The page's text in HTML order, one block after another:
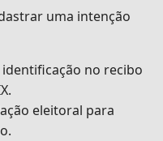
uma intenção
no recibo
eleitoral para